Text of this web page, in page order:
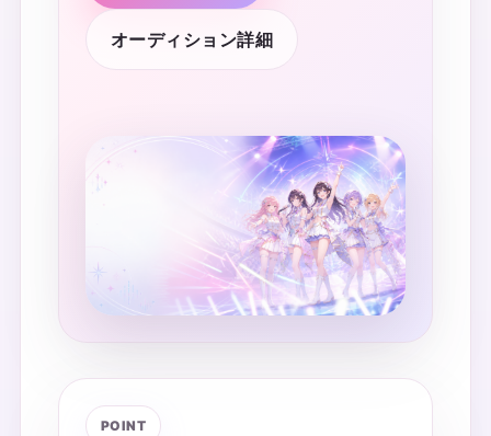
オーディション詳細
POINT